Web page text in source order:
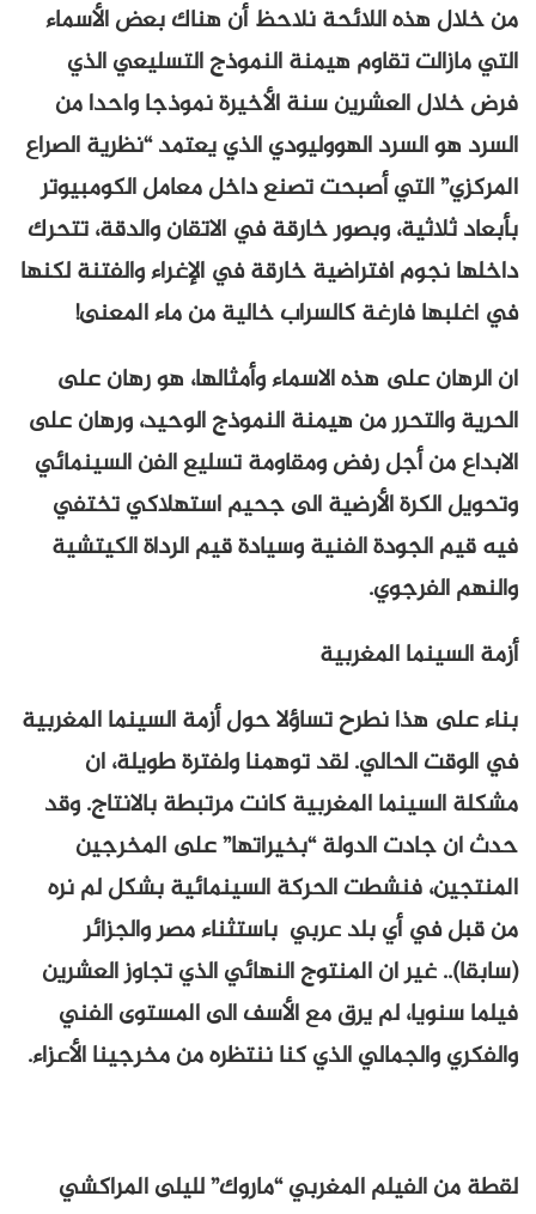
من خلال هذه اللائحة نلاحظ أن هناك بعض الأسماء
التي مازالت تقاوم هيمنة النموذج التسليعي الذي
فرض خلال العشرين سنة الأخيرة نموذجا واحدا من
السرد هو السرد الهووليودي الذي يعتمد “نظرية الصراع
المركزي” التي أصبحت تصنع داخل معامل الكومبيوتر
بأبعاد ثلاثية، وبصور خارقة في الاتقان والدقة، تتحرك
داخلها نجوم افتراضية خارقة في الإغراء والفتنة لكنها
في اغلبها فارغة كالسراب خالية من ماء المعنى!
ان الرهان على هذه الاسماء وأمثالها، هو رهان على
الحرية والتحرر من هيمنة النموذج الوحيد، ورهان على
الابداع من أجل رفض ومقاومة تسليع الفن السينمائي
وتحويل الكرة الأرضية الى جحيم استهلاكي تختفي
فيه قيم الجودة الفنية وسيادة قيم الرداة الكيتشية
والنهم الفرجوي.
أزمة السينما المغربية
بناء على هذا نطرح تساؤلا حول أزمة السينما المغربية
في الوقت الحالي. لقد توهمنا ولفترة طويلة، ان
مشكلة السينما المغربية كانت مرتبطة بالانتاج. وقد
حدث ان جادت الدولة “بخيراتها” على المخرجين
المنتجين، فنشطت الحركة السينمائية بشكل لم نره
من قبل في أي بلد عربي باستثناء مصر والجزائر
(سابقا).. غير ان المنتوج النهائي الذي تجاوز العشرين
فيلما سنويا، لم يرق مع الأسف الى المستوى الفني
والفكري والجمالي الذي كنا ننتظره من مخرجينا الأعزاء.
لقطة من الفيلم المغربي “ماروك” لليلى المراكشي